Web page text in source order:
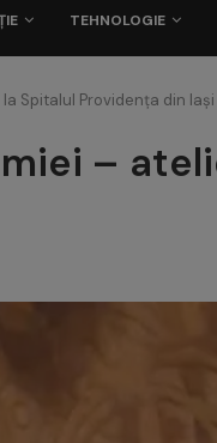
TEHNOLOGIE
Spitalul Providența din Iași
–